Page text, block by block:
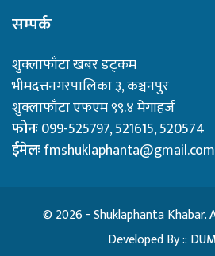
सम्पर्क
शुक्लाफाँटा खबर डट्कम
भीमदत्तनगरपालिका ३, कञ्चनपुर
शुक्लाफाँटा एफएम ९९.४ मेगाहर्ज
फोनः099-525797, 521615, 520574
ईमेलःfmshuklaphanta@gmail.com
© 2026 - Shuklaphanta Khabar.
Developed By ::